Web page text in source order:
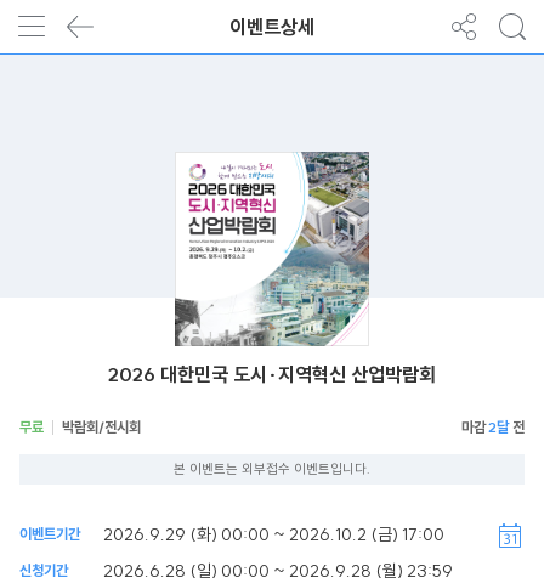
이벤트상세
2026 대한민국 도시·지역혁신 산업박람회
무료 박람회/전시회 2달
본 이벤트는 외부접수 이벤트입니다.
이벤트기간 2026.9.29 (화) 00:00 ~ 2026.10.2 (금) 17:00
신청기간 2026.6.28 (일) 00:00 ~ 2026.9.28 (월) 23:59